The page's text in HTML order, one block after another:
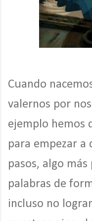
Cuando
valernos por
ejemplo hemos
para empezar a
pasos, algo
palabras de
incluso no